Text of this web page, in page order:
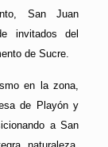
San Juan
invitados del
de Sucre.
en la zona,
de Playón y
a San